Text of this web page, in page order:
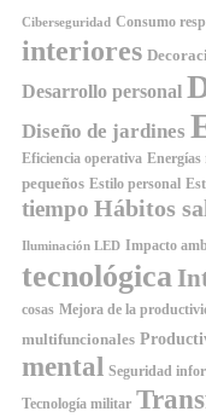
Ciberseguridad Consumo
interiores
Desarrollo personal
Diseño de jardines
Eficiencia operativa Energías
pequeños Estilo personal
tiempo Hábitos
Iluminación LED Impacto
tecnológica
cosas Mejora de la
multifuncionales
mental Seguridad
Tecnología militar